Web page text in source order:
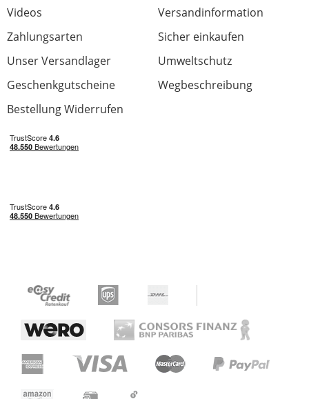
Videos
Versandinformation
Zahlungsarten
Sicher einkaufen
Unser Versandlager
Umweltschutz
Geschenkgutscheine
Wegbeschreibung
Bestellung Widerrufen